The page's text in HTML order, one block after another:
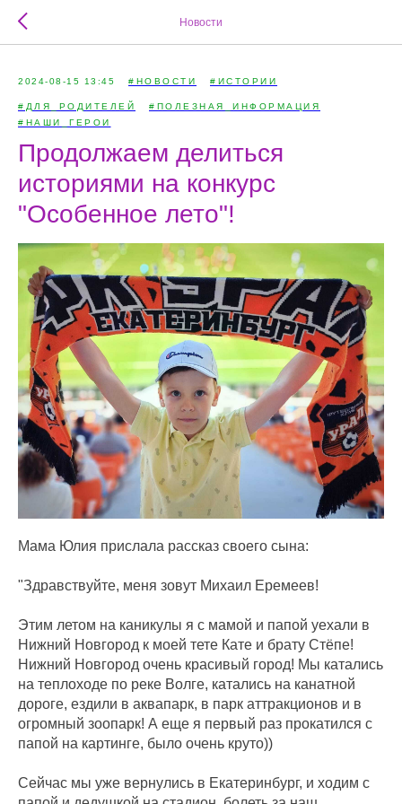
Новости
2024-08-15 13:45 #НОВОСТИ #ИСТОРИИ
#ДЛЯ_РОДИТЕЛЕЙ
#ПОЛЕЗНАЯ_ИНФОРМАЦИЯ
#НАШИ_ГЕРОИ
Продолжаем делиться
историями на конкурс
"Особенное лето"!
Мама Юлия прислала рассказ своего сына:
"Здравствуйте, меня зовут Михаил Еремеев!
Этим летом на каникулы я с мамой и папой уехали в
Нижний Новгород к моей тете Кате и брату Стёпе!
Нижний Новгород очень красивый город! Мы катались
на теплоходе по реке Волге, катались на канатной
дороге, ездили в аквапарк, в парк аттракционов и в
огромный зоопарк! А еще я первый раз прокатился с
папой на картинге, было очень круто))
Сейчас мы уже вернулись в Екатеринбург, и ходим с